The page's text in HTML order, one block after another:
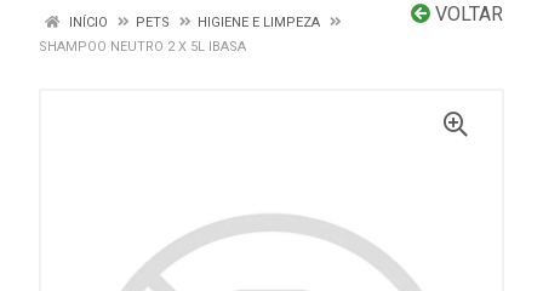
VOLTAR
INÍCIO PETS
HIGIENE E LIMPEZA
SHAMPOO NEUTRO 2 X 5L IBASA